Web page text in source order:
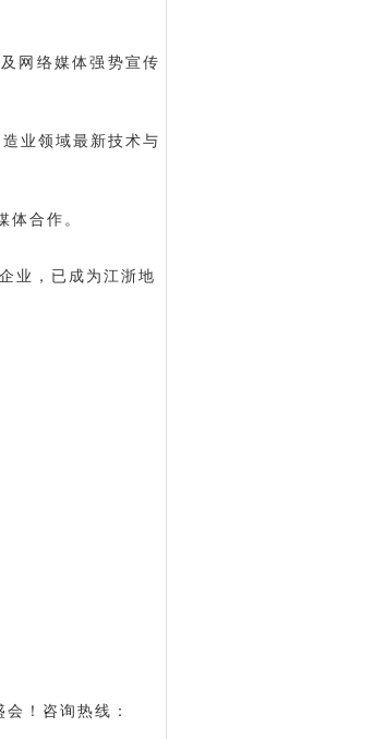
网络媒体强势宣传
业领域最新技术与
体合作。
业，已成为江浙地
！ 咨询热线：